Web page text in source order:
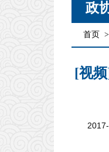
政
首页 >
[视